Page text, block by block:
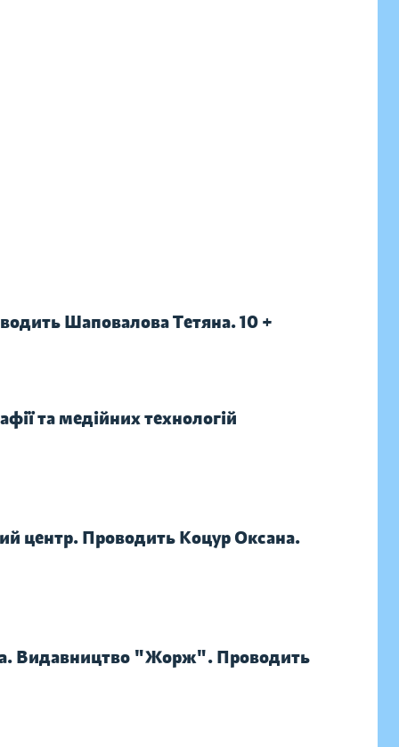
Шаповалова Тетяна. 10 +
та медійних технологій
центр. Проводить Коцур Оксана.
Видавництво "Жорж". Проводить